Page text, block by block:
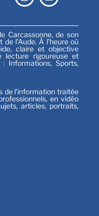
Carcassonne, de son
l’Aude. À l’heure où
claire et objective
lecture rigoureuse et
Informations, Sports,
de l’information traitée
en vidéo
articles, portraits,